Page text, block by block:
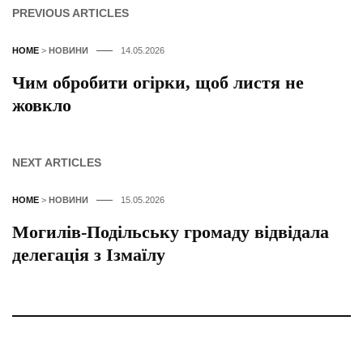
PREVIOUS ARTICLES
HOME > НОВИНИ 14.05.2026
Чим обробити огірки, щоб листя не
жовкло
NEXT ARTICLES
HOME > НОВИНИ 15.05.2026
Могилів-Подільську громаду відвідала
делегація з Ізмаїлу